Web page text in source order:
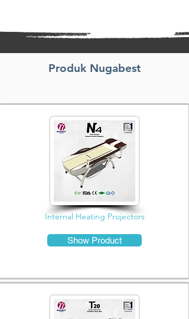
Produk Nugabest
Internal Heating Projectors
Show Product